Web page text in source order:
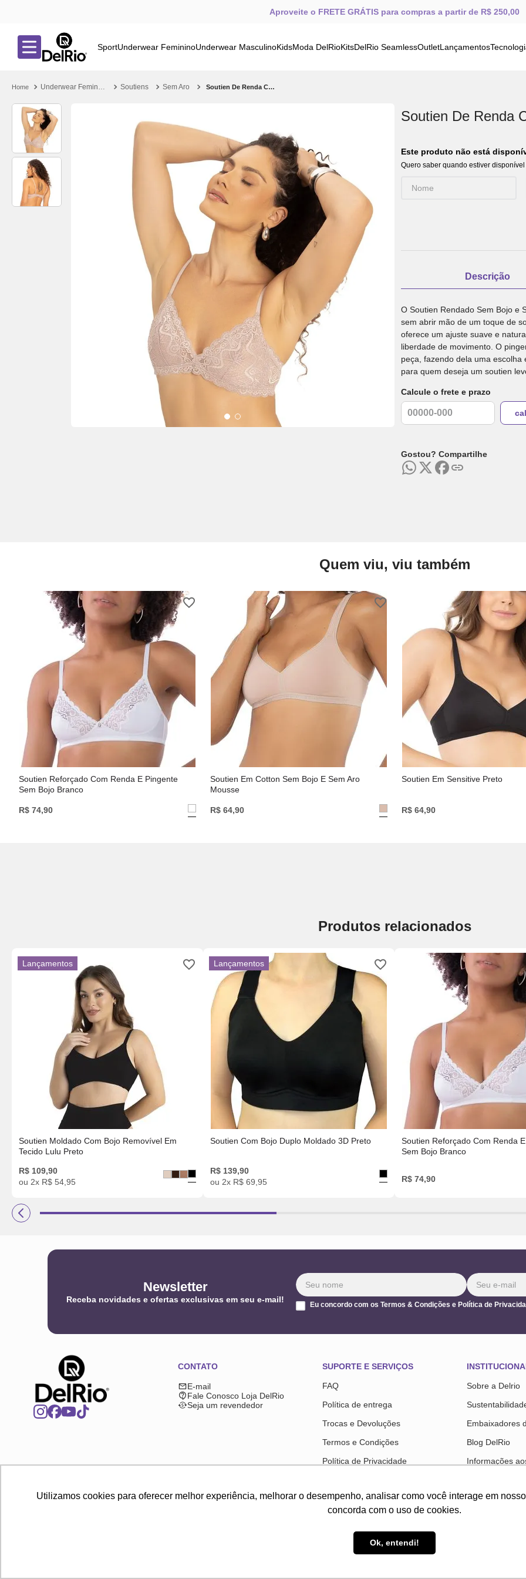
Utilizamos cookies para oferecer melhor experiência, melhorar o desempenho, analisar como você interage em
concorda com o uso de cookies.
Ok, entendi!
Aproveite o FRETE GRÁTIS para compras a partir de R$ 250,00
SportUnderwear FemininoUnderwear MasculinoKidsModa DelRioKitsDelRio SeamlessOutletLançamentos
Underwear Feminino Soutiens Sem Aro Soutien De Renda Com Pingente Quartzo
Soutien De Renda
Este produto não está
Quero saber quando estiver disponível
Descrição
O Soutien Rendado Sem Bojo e
sem abrir mão de um toque de
oferece um ajuste suave e
liberdade de movimento. O
peça, fazendo dela uma
para quem deseja um soutien
Calcule o frete e prazo
Gostou? Compartilhe
Quem viu, viu também
Soutien Reforçado Com Renda E Pingente
Sem Bojo Branco
R$ 74,90
Soutien Em Cotton Sem Bojo E Sem Aro
Mousse
R$ 64,90
Soutien Em Sensitive Preto
R$ 64,90
Produtos relacionados
Lançamentos
Soutien Moldado Com Bojo Removível Em
Tecido Lulu Preto
R$ 109,90
ou 2x R$ 54, 95
Lançamentos
Soutien Com Bojo Duplo Moldado 3D Preto
R$ 139,90
ou 2x R$ 69 95
Soutien Reforçado Com Renda
Sem Bojo Branco
R$ 74,90
Newsletter
Receba novidades e ofertas exclusivas em seu e-mail!
Eu concordo com os Termos & Condições e Política de
CONTATO
E-mail
Fale Conosco Loja DelRio
Seja um revendedor
SUPORTE E SERVIÇOS
FAQ
Política de entrega
Trocas e Devoluções
Termos e Condições
Política de Privacidade
Regulamentos
Sobre a Delrio
Embaixadores
Blog DelRio
Informações
Colaboradores
2025 © Copyright DelRio. Todos os direitos reservados. A loja online DelRio é operada pela Selia Fullcommerce. - Rodovia Anhanguera, 800, km 31,7, bloco